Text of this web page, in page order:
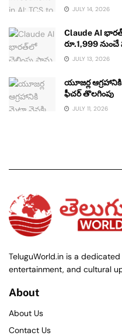
JULY 14, 2026
Claude AI
రూ.1,999 నుంచే
JULY 13, 2026
యూజర్ల
ఫీచర్ తొలగింపు
JULY 11, 2026
TeluguWorld.in is a
entertainment, and cultural
About
About Us
Contact Us